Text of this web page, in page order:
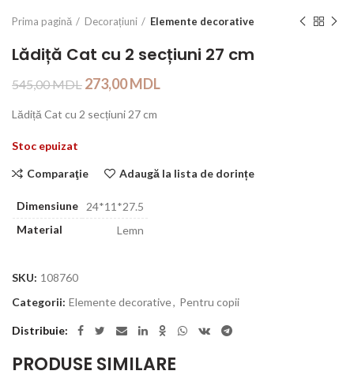
Prima pagină Decorațiuni Elemente decorative
Lădiță Cat cu 2 secțiuni 27 cm
545,00MDL 273,00MDL
Lădiță Cat cu 2 secțiuni 27 cm
Stoc epuizat
Comparaţie Adaugă la lista de dorințe
Dimensiune
24*11*27.5
Material
Lemn
SKU: 108760
Categorii: Elemente decorative, Pentru copii
Distribuie
PRODUSE SIMILARE